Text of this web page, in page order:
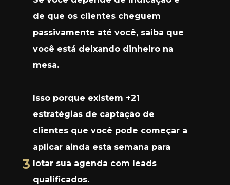
de que os clientes cheguem
passivamente até você, saiba que
você está deixando dinheiro na
mesa.
Isso porque existem +21
estratégias de captação de
clientes que você pode começar a
aplicar ainda esta semana para
lotar sua agenda com leads
qualificados.
3